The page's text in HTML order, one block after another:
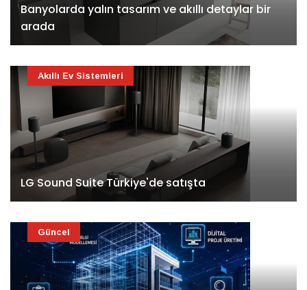
Banyolarda yalın tasarım ve akıllı detaylar bir
arada
LG Sound Suite Türkiye'de satışta
Akıllı Ev Sistemleri
Güncel